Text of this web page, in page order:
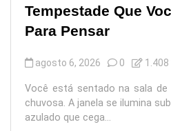
Tempestade Que
Para Pensar
agosto 6, 2026 0 1.408
Você está sentado na sala
chuvosa. A janela se ilumina
azulado que cega...